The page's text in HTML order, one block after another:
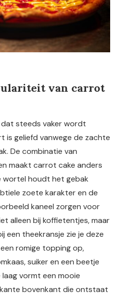
van carrot
steeds vaker wordt
is geliefd vanwege de zachte
De combinatie van
maakt carrot cake anders
wortel houdt het gebak
zoete karakter en de
kaneel zorgen voor
alleen bij koffietentjes, maar
een theekransje zie je deze
romige topping op,
suiker en een beetje
vormt een mooie
bovenkant die ontstaat